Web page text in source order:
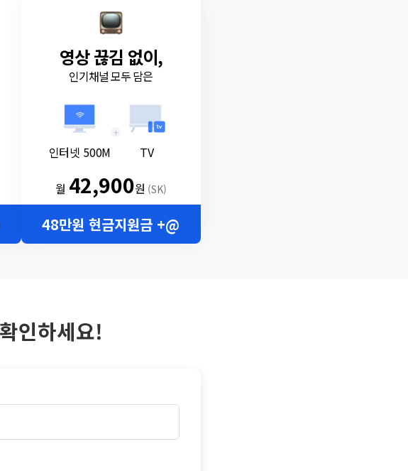
영상 끊김 없이,
인기채널 모두 담은
인터넷 500M
+
TV
월 42,900원 (SK)
48만원 현금지원금 +@
인하세요!